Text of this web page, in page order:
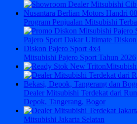
Program Penjualan Mitsubishi
Mitsubishi Pajero Sport Tahun 2026
Dealer Mitsubishi Terdekat dari
Depok, Tangerang, Bogor
Mitsubishi Jakarta Selatan